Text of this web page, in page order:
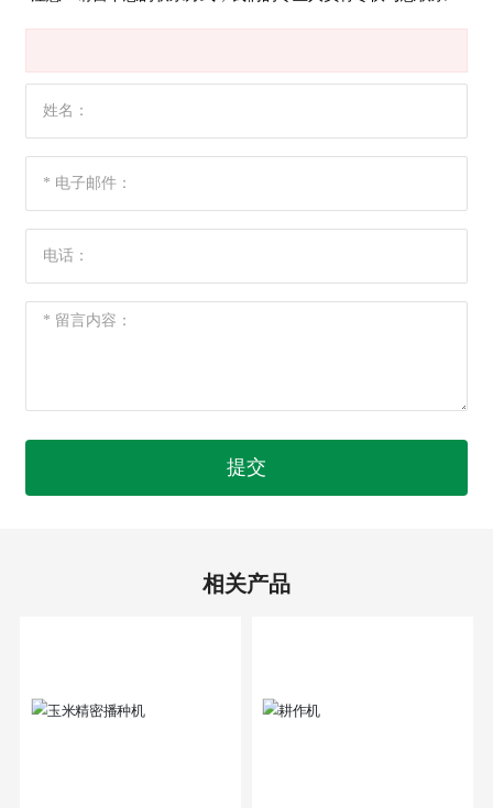
提交
相关产品